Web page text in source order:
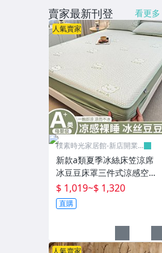
賣家最新刊登 看更多
人氣賣家
樸素時光家居館-新店開業
新款a類夏季冰絲床笠涼席
冰豆豆床罩三件式涼感空
調席可機洗-樸素時光家居
館
$ 1,019~$ 1,320
直購